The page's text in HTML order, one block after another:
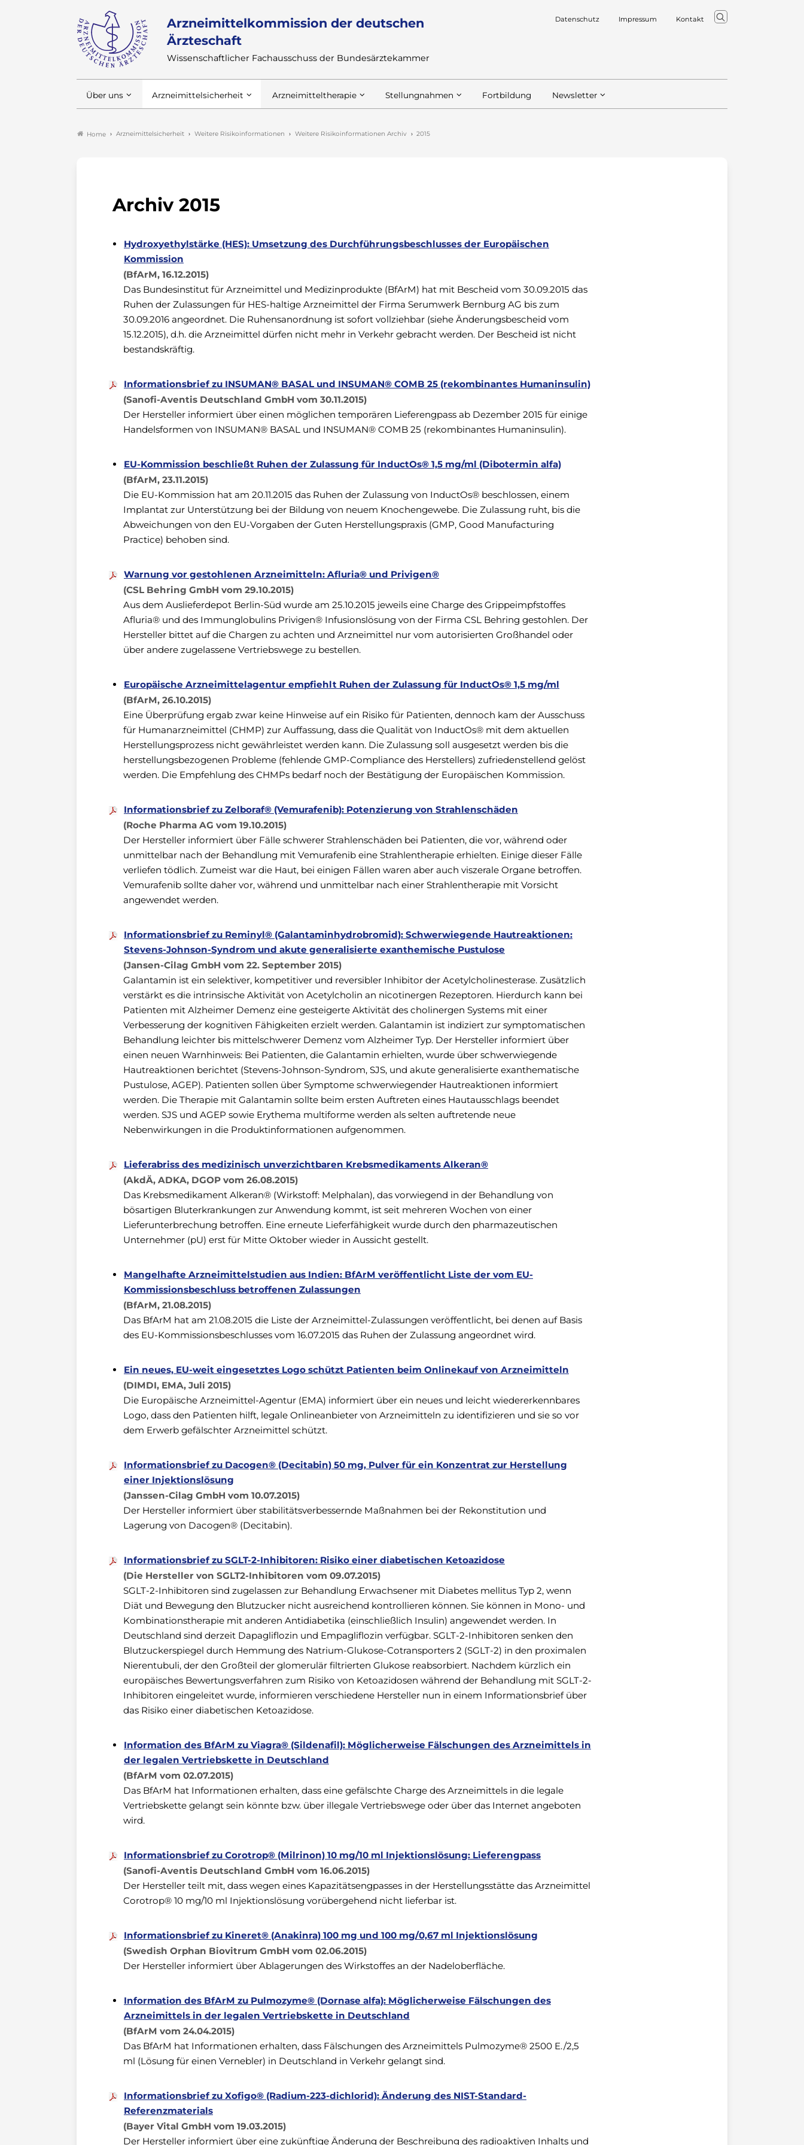
Arzneimittelkommission der deutschen
Ärzteschaft
Wissenschaftlicher Fachausschuss der Bundesärztekammer
Datenschutz Impressum Kontakt
Über uns Arzneimittelsicherheit Arzneimitteltherapie Stellungnahmen Fortbildung Newsletter
Home Arzneimittelsicherheit Weitere Risikoinformationen Weitere Risikoinformationen Archiv 2015
Archiv 2015
Hydroxyethylstärke (HES): Umsetzung des Durchführungsbeschlusses der Europäischen
Kommission
(BfArM, 16.12.2015)
Das Bundesinstitut für Arzneimittel und Medizinprodukte (BfArM) hat mit Bescheid vom 30.09.2015 das
Ruhen der Zulassungen für HES-haltige Arzneimittel der Firma Serumwerk Bernburg AG bis zum
30.09.2016 angeordnet. Die Ruhensanordnung ist sofort vollziehbar (siehe Änderungsbescheid vom
15.12.2015), d.h. die Arzneimittel dürfen nicht mehr in Verkehr gebracht werden. Der Bescheid ist nicht
bestandskräftig.
Informationsbrief zu INSUMAN® BASAL und INSUMAN® COMB 25 (rekombinantes Humaninsulin)
(Sanofi-Aventis Deutschland GmbH vom 30.11.2015)
Der Hersteller informiert über einen möglichen temporären Lieferengpass ab Dezember 2015 für einige
Handelsformen von INSUMAN® BASAL und INSUMAN® COMB 25 (rekombinantes Humaninsulin).
EU-Kommission beschließt Ruhen der Zulassung für InductOs® 1,5 mg/ml (Dibotermin alfa)
(BfArM, 23.11.2015)
Die EU-Kommission hat am 20.11.2015 das Ruhen der Zulassung von InductOs® beschlossen, einem
Implantat zur Unterstützung bei der Bildung von neuem Knochengewebe. Die Zulassung ruht, bis die
Abweichungen von den EU-Vorgaben der Guten Herstellungspraxis (GMP, Good Manufacturing
Practice) behoben sind.
Warnung vor gestohlenen Arzneimitteln: Afluria® und Privigen®
(CSL Behring GmbH vom 29.10.2015)
Aus dem Auslieferdepot Berlin-Süd wurde am 25.10.2015 jeweils eine Charge des Grippeimpfstoffes
Afluria® und des Immunglobulins Privigen® Infusionslösung von der Firma CSL Behring gestohlen. Der
Hersteller bittet auf die Chargen zu achten und Arzneimittel nur vom autorisierten Großhandel oder
über andere zugelassene Vertriebswege zu bestellen.
Europäische Arzneimittelagentur empfiehlt Ruhen der Zulassung für InductOs® 1,5 mg/ml
(BfArM, 26.10.2015)
Eine Überprüfung ergab zwar keine Hinweise auf ein Risiko für Patienten, dennoch kam der Ausschuss
für Humanarzneimittel (CHMP) zur Auffassung, dass die Qualität von InductOs® mit dem aktuellen
Herstellungsprozess nicht gewährleistet werden kann. Die Zulassung soll ausgesetzt werden bis die
herstellungsbezogenen Probleme (fehlende GMP-Compliance des Herstellers) zufriedenstellend gelöst
werden. Die Empfehlung des CHMPs bedarf noch der Bestätigung der Europäischen Kommission.
Informationsbrief zu Zelboraf® (Vemurafenib): Potenzierung von Strahlenschäden
(Roche Pharma AG vom 19.10.2015)
Der Hersteller informiert über Fälle schwerer Strahlenschäden bei Patienten, die vor, während oder
unmittelbar nach der Behandlung mit Vemurafenib eine Strahlentherapie erhielten. Einige dieser Fälle
verliefen tödlich. Zumeist war die Haut, bei einigen Fällen waren aber auch viszerale Organe betroffen.
Vemurafenib sollte daher vor, während und unmittelbar nach einer Strahlentherapie mit Vorsicht
angewendet werden.
Informationsbrief zu Reminyl® (Galantaminhydrobromid): Schwerwiegende Hautreaktionen:
Stevens-Johnson-Syndrom und akute generalisierte exanthemische Pustulose
(Jansen-Cilag GmbH vom 22. September 2015)
Galantamin ist ein selektiver, kompetitiver und reversibler Inhibitor der Acetylcholinesterase. Zusätzlich
verstärkt es die intrinsische Aktivität von Acetylcholin an nicotinergen Rezeptoren. Hierdurch kann bei
Patienten mit Alzheimer Demenz eine gesteigerte Aktivität des cholinergen Systems mit einer
Verbesserung der kognitiven Fähigkeiten erzielt werden. Galantamin ist indiziert zur symptomatischen
Behandlung leichter bis mittelschwerer Demenz vom Alzheimer Typ. Der Hersteller informiert über
einen neuen Warnhinweis: Bei Patienten, die Galantamin erhielten, wurde über schwerwiegende
Hautreaktionen berichtet (Stevens‐Johnson‐Syndrom, SJS, und akute generalisierte exanthematische
Pustulose, AGEP). Patienten sollen über Symptome schwerwiegender Hautreaktionen informiert
werden. Die Therapie mit Galantamin sollte beim ersten Auftreten eines Hautausschlags beendet
werden. SJS und AGEP sowie Erythema multiforme werden als selten auftretende neue
Nebenwirkungen in die Produktinformationen aufgenommen.
Lieferabriss des medizinisch unverzichtbaren Krebsmedikaments Alkeran®
(AkdÄ, ADKA, DGOP vom 26.08.2015)
Das Krebsmedikament Alkeran® (Wirkstoff: Melphalan), das vorwiegend in der Behandlung von
bösartigen Bluterkrankungen zur Anwendung kommt, ist seit mehreren Wochen von einer
Lieferunterbrechung betroffen. Eine erneute Lieferfähigkeit wurde durch den pharmazeutischen
Unternehmer (pU) erst für Mitte Oktober wieder in Aussicht gestellt.
Mangelhafte Arzneimittelstudien aus Indien: BfArM veröffentlicht Liste der vom EU-
Kommissionsbeschluss betroffenen Zulassungen
(BfArM, 21.08.2015)
Das BfArM hat am 21.08.2015 die Liste der Arzneimittel-Zulassungen veröffentlicht, bei denen auf Basis
des EU-Kommissionsbeschlusses vom 16.07.2015 das Ruhen der Zulassung angeordnet wird.
Ein neues, EU-weit eingesetztes Logo schützt Patienten beim Onlinekauf von Arzneimitteln
(DIMDI, EMA, Juli 2015)
Die Europäische Arzneimittel-Agentur (EMA) informiert über ein neues und leicht wiedererkennbares
Logo, dass den Patienten hilft, legale Onlineanbieter von Arzneimitteln zu identifizieren und sie so vor
dem Erwerb gefälschter Arzneimittel schützt.
Informationsbrief zu Dacogen® (Decitabin) 50 mg, Pulver für ein Konzentrat zur Herstellung
einer Injektionslösung
(Janssen-Cilag GmbH vom 10.07.2015)
Der Hersteller informiert über stabilitätsverbessernde Maßnahmen bei der Rekonstitution und
Lagerung von Dacogen® (Decitabin).
Informationsbrief zu SGLT-2-Inhibitoren: Risiko einer diabetischen Ketoazidose
(Die Hersteller von SGLT2‐Inhibitoren vom 09.07.2015)
SGLT-2-Inhibitoren sind zugelassen zur Behandlung Erwachsener mit Diabetes mellitus Typ 2, wenn
Diät und Bewegung den Blutzucker nicht ausreichend kontrollieren können. Sie können in Mono- und
Kombinationstherapie mit anderen Antidiabetika (einschließlich Insulin) angewendet werden. In
Deutschland sind derzeit Dapagliflozin und Empagliflozin verfügbar. SGLT-2-Inhibitoren senken den
Blutzuckerspiegel durch Hemmung des Natrium-Glukose-Cotransporters 2 (SGLT-2) in den proximalen
Nierentubuli, der den Großteil der glomerulär filtrierten Glukose reabsorbiert. Nachdem kürzlich ein
europäisches Bewertungsverfahren zum Risiko von Ketoazidosen während der Behandlung mit SGLT-2-
Inhibitoren eingeleitet wurde, informieren verschiedene Hersteller nun in einem Informationsbrief über
das Risiko einer diabetischen Ketoazidose.
Information des BfArM zu Viagra® (Sildenafil): Möglicherweise Fälschungen des Arzneimittels in
der legalen Vertriebskette in Deutschland
(BfArM vom 02.07.2015)
Das BfArM hat Informationen erhalten, dass eine gefälschte Charge des Arzneimittels in die legale
Vertriebskette gelangt sein könnte bzw. über illegale Vertriebswege oder über das Internet angeboten
wird.
Informationsbrief zu Corotrop® (Milrinon) 10 mg/10 ml Injektionslösung: Lieferengpass
(Sanofi-Aventis Deutschland GmbH vom 16.06.2015)
Der Hersteller teilt mit, dass wegen eines Kapazitätsengpasses in der Herstellungsstätte das Arzneimittel
Corotrop® 10 mg/10 ml Injektionslösung vorübergehend nicht lieferbar ist.
Informationsbrief zu Kineret® (Anakinra) 100 mg und 100 mg/0,67 ml Injektionslösung
(Swedish Orphan Biovitrum GmbH vom 02.06.2015)
Der Hersteller informiert über Ablagerungen des Wirkstoffes an der Nadeloberfläche.
Information des BfArM zu Pulmozyme® (Dornase alfa): Möglicherweise Fälschungen des
Arzneimittels in der legalen Vertriebskette in Deutschland
(BfArM vom 24.04.2015)
Das BfArM hat Informationen erhalten, dass Fälschungen des Arzneimittels Pulmozyme® 2500 E./2,5
ml (Lösung für einen Vernebler) in Deutschland in Verkehr gelangt sind.
Informationsbrief zu Xofigo® (Radium-223-dichlorid): Änderung des NIST-Standard-
Referenzmaterials
(Bayer Vital GmbH vom 19.03.2015)
Der Hersteller informiert über eine zukünftige Änderung der Beschreibung des radioaktiven Inhalts und